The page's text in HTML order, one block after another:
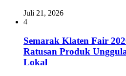
Juli 21, 2026
4
Semarak Klaten Fair
Ratusan Produk
Lokal